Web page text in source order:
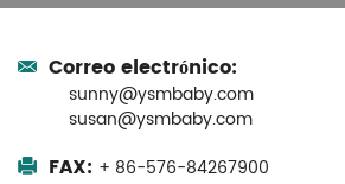
Correo electrónico:
sunny@ysmbaby.com
susan@ysmbaby.com
FAX: + 86-576-84267900